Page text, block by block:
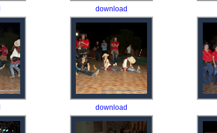
download
download